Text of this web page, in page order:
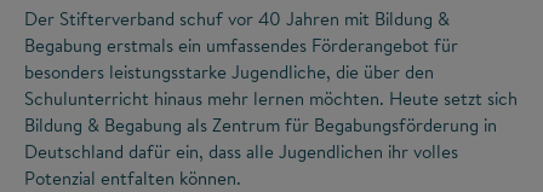
Der Stifterverband schuf vor 40 Jahren mit Bildung &
Begabung erstmals ein umfassendes Förderangebot für
besonders leistungsstarke Jugendliche, die über den
Schulunterricht hinaus mehr lernen möchten. Heute setzt sich
Bildung & Begabung als Zentrum für Begabungsförderung in
Deutschland dafür ein, dass alle Jugendlichen ihr volles
Potenzial entfalten können.